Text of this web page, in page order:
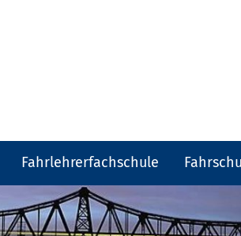
Fahrlehrerfachschule